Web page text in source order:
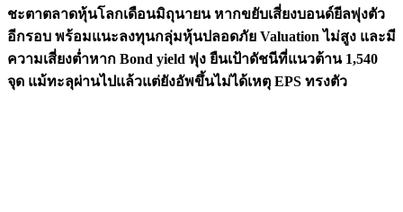
ชะตาตลาดหุ้นโลกเดือนมิถุนายน หากขยับเสี่ยงบอนด์ยีลพุ่งตัว
อีกรอบ พร้อมแนะลงทุนกลุ่มหุ้นปลอดภัย Valuation ไม่สูง และมี
ความเสี่ยงต่ำหาก Bond yield พุ่ง ยืนเป้าดัชนีที่แนวต้าน 1,540
จุด แม้ทะลุผ่านไปแล้วแต่ยังอัพขึ้นไม่ได้เหตุ EPS ทรงตัว